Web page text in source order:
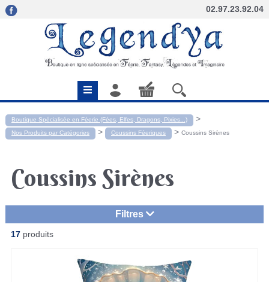
02.97.23.92.04
Boutique Spécialisée en Féerie (Fées, Elfes, Dragons, Pixies...) >
Nos Produits par Catégories > Coussins Féeriques > Coussins Sirènes
Coussins Sirènes
Filtres
17 produits